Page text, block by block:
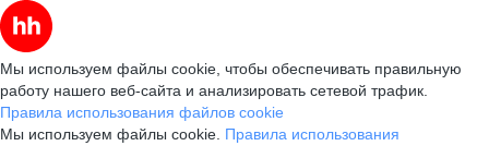
Мы используем файлы cookie, чтобы обеспечивать правильную
работу нашего веб-сайта и анализировать сетевой трафик.
Правила использования файлов cookie
Мы используем файлы cookie. Правила использования